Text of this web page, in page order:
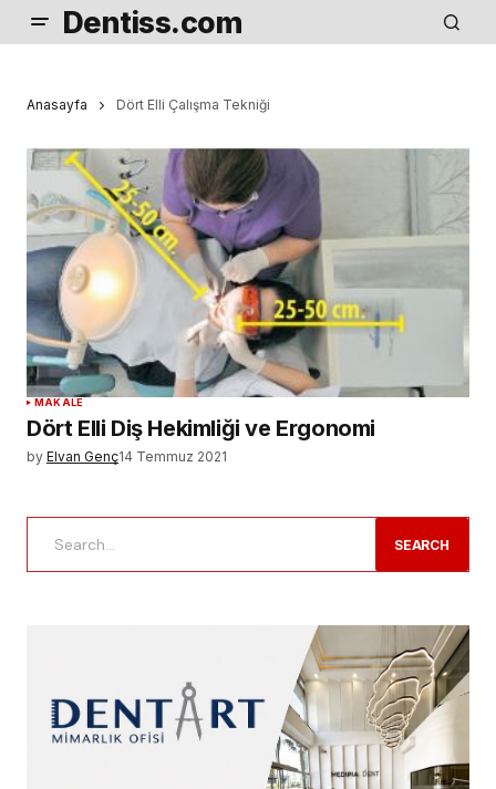
Dentiss.com
Anasayfa Dört Elli Çalışma Tekniği
MAKALE
Dört Elli Diş Hekimliği ve Ergonomi
by Elvan Genç14 Temmuz 2021
SEARCH